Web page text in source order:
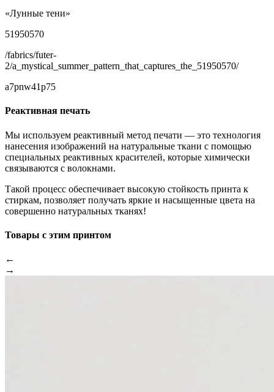
«Лунные тени»
51950570
/fabrics/futer-
2/a_mystical_summer_pattern_that_captures_the_51950570/
a7pnw41p75
Реактивная печать
Мы используем реактивный метод печати — это технология
нанесения изображений на натуральные ткани с помощью
специальных реактивных красителей, которые химически
связываются с волокнами.
Такой процесс обеспечивает высокую стойкость принта к
стиркам, позволяет получать яркие и насыщенные цвета на
совершенно натуральных тканях!
Товары с этим принтом
←
→